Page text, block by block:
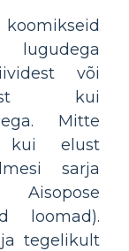
või
kui
Mitte
elust
sarja
loomad).
tegelikult